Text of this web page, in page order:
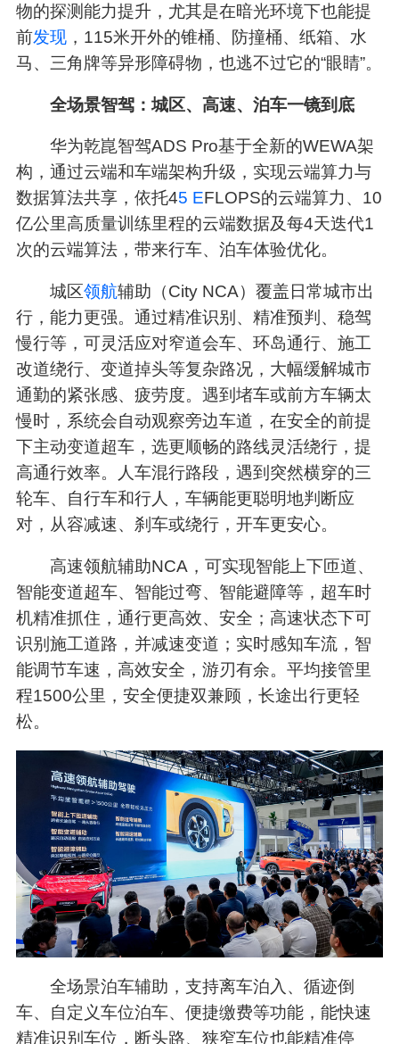
物的探测能力提升，尤其是在暗光环境下也能提
前发现，115米开外的锥桶、防撞桶、纸箱、水
马、三角牌等异形障碍物，也逃不过它的“眼睛”。
全场景智驾：城区、高速、泊车一镜到底
华为乾崑智驾ADS Pro基于全新的WEWA架
构，通过云端和车端架构升级，实现云端算力与
数据算法共享，依托45 EFLOPS的云端算力、10
亿公里高质量训练里程的云端数据及每4天迭代1
次的云端算法，带来行车、泊车体验优化。
城区领航辅助（City NCA）覆盖日常城市出
行，能力更强。通过精准识别、精准预判、稳驾
慢行等，可灵活应对窄道会车、环岛通行、施工
改道绕行、变道掉头等复杂路况，大幅缓解城市
通勤的紧张感、疲劳度。遇到堵车或前方车辆太
慢时，系统会自动观察旁边车道，在安全的前提
下主动变道超车，选更顺畅的路线灵活绕行，提
高通行效率。人车混行路段，遇到突然横穿的三
轮车、自行车和行人，车辆能更聪明地判断应
对，从容减速、刹车或绕行，开车更安心。
高速领航辅助NCA，可实现智能上下匝道、
智能变道超车、智能过弯、智能避障等，超车时
机精准抓住，通行更高效、安全；高速状态下可
识别施工道路，并减速变道；实时感知车流，智
能调节车速，高效安全，游刃有余。平均接管里
程1500公里，安全便捷双兼顾，长途出行更轻
松。
全场景泊车辅助，支持离车泊入、循迹倒
车、自定义车位泊车、便捷缴费等功能，能快速
精准识别车位，断头路、狭窄车位也能精准停